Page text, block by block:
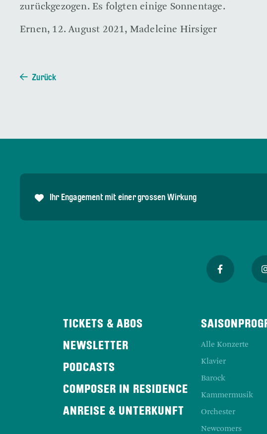
zurückgezogen. Es folgten einige Sonnentage.
Ernen, 12. August 2021, Madeleine Hirsiger
Zurück
Ihr Engagement mit einer grossen Wirkung
TICKETS & ABOS
NEWSLETTER
PODCASTS
COMPOSER IN RESIDENCE
ANREISE & UNTERKUNFT
Alle Konzerte
Klavier
Barock
Kammermusik
Orchester
Newcomers